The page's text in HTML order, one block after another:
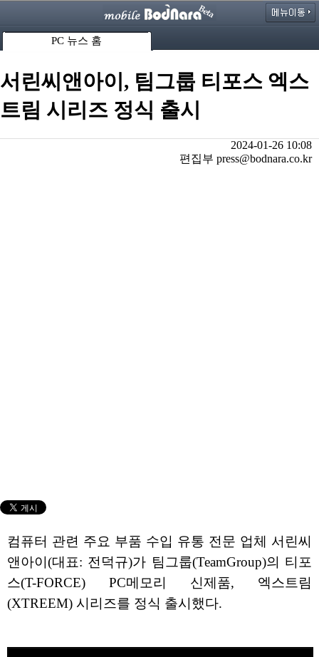
PC 뉴스 홈
서린씨앤아이, 팀그룹 티포스 엑스
트림 시리즈 정식 출시
2024-01-26 10:08
편집부 press@bodnara.co.kr
컴퓨터 관련 주요 부품 수입 유통 전문 업체 서린씨
앤아이(대표: 전덕규)가 팀그룹(TeamGroup)의 티포
스(T-FORCE) PC메모리 신제품, 엑스트림
(XTREEM) 시리즈를 정식 출시했다.